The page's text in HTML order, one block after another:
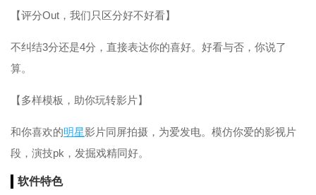
【评分Out，我们只区分好不好看】
不纠结3分还是4分，直接表达你的喜好。好看与否，你说了
算。
【多样模板，助你玩转影片】
和你喜欢的明星影片同屏拍摄，为爱发电。模仿你爱的影视片
段，演技pk，发掘戏精同好。
软件特色